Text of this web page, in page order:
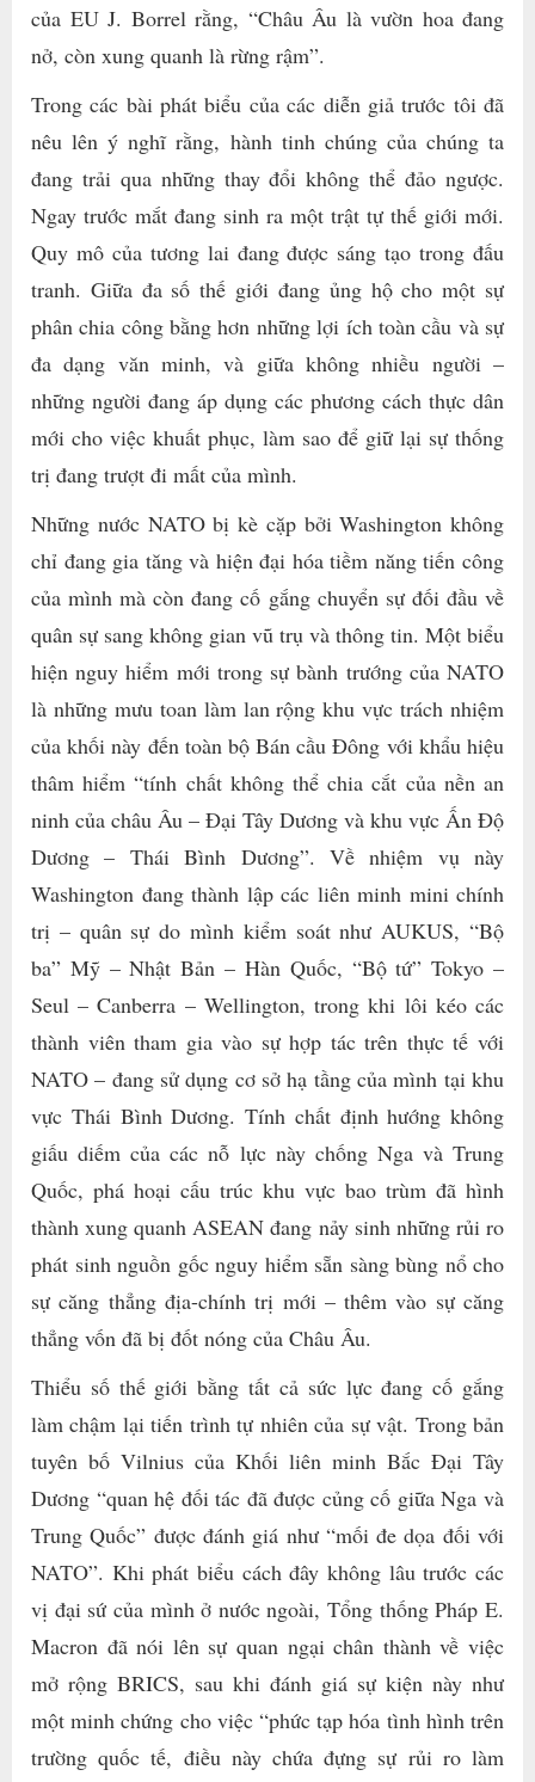
của EU J. Borrel rằng, “Châu Âu là vườn hoa đang
nở, còn xung quanh là rừng rậm”.
Trong các bài phát biểu của các diễn giả trước tôi đã
nêu lên ý nghĩ rằng, hành tinh chúng của chúng ta
đang trải qua những thay đổi không thể đảo ngược.
Ngay trước mắt đang sinh ra một trật tự thế giới mới.
Quy mô của tương lai đang được sáng tạo trong đấu
tranh. Giữa đa số thế giới đang ủng hộ cho một sự
phân chia công bằng hơn những lợi ích toàn cầu và sự
đa dạng văn minh, và giữa không nhiều người –
những người đang áp dụng các phương cách thực dân
mới cho việc khuất phục, làm sao để giữ lại sự thống
trị đang trượt đi mất của mình.
Những nước NATO bị kè cặp bởi Washington không
chỉ đang gia tăng và hiện đại hóa tiềm năng tiến công
của mình mà còn đang cố gắng chuyển sự đối đầu về
quân sự sang không gian vũ trụ và thông tin. Một biểu
hiện nguy hiểm mới trong sự bành trướng của NATO
là những mưu toan làm lan rộng khu vực trách nhiệm
của khối này đến toàn bộ Bán cầu Đông với khẩu hiệu
thâm hiểm “tính chất không thể chia cắt của nền an
ninh của châu Âu – Đại Tây Dương và khu vực Ấn Độ
Dương – Thái Bình Dương”. Về nhiệm vụ này
Washington đang thành lập các liên minh mini chính
trị – quân sự do mình kiểm soát như AUKUS, “Bộ
ba” Mỹ – Nhật Bản – Hàn Quốc, “Bộ tứ” Tokyo –
Seul – Canberra – Wellington, trong khi lôi kéo các
thành viên tham gia vào sự hợp tác trên thực tế với
NATO – đang sử dụng cơ sở hạ tầng của mình tại khu
vực Thái Bình Dương. Tính chất định hướng không
giấu diếm của các nỗ lực này chống Nga và Trung
Quốc, phá hoại cấu trúc khu vực bao trùm đã hình
thành xung quanh ASEAN đang nảy sinh những rủi ro
phát sinh nguồn gốc nguy hiểm sẵn sàng bùng nổ cho
sự căng thẳng địa-chính trị mới – thêm vào sự căng
thẳng vốn đã bị đốt nóng của Châu Âu.
Thiểu số thế giới bằng tất cả sức lực đang cố gắng
làm chậm lại tiến trình tự nhiên của sự vật. Trong bản
tuyên bố Vilnius của Khối liên minh Bắc Đại Tây
Dương “quan hệ đối tác đã được củng cố giữa Nga và
Trung Quốc” được đánh giá như “mối đe dọa đối với
NATO”. Khi phát biểu cách đây không lâu trước các
vị đại sứ của mình ở nước ngoài, Tổng thống Pháp E.
Macron đã nói lên sự quan ngại chân thành về việc
mở rộng BRICS, sau khi đánh giá sự kiện này như
một minh chứng cho việc “phức tạp hóa tình hình trên
trường quốc tế, điều này chứa đựng sự rủi ro làm